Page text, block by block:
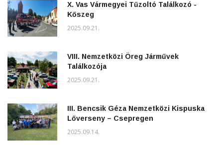
X. Vas Vármegyei Tűzoltó Találkozó -
Kőszeg
2025.09.21.
VIII. Nemzetközi Öreg Járművek
Találkozója
2025.09.21.
III. Bencsik Géza Nemzetközi Kispuska
Lőverseny – Csepregen
2025.09.14.